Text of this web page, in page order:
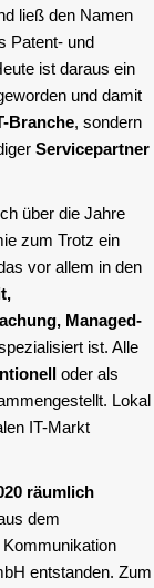
ließ den Namen
Patent- und
ist daraus ein
und damit
Branche, sondern
Servicepartner
über die Jahre
zum Trotz ein
vor allem in den
Managed-
ist. Alle
oder als
Lokal
IT-Markt
räumlich
dem
Kommunikation
entstanden. Zum